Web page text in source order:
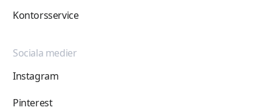
Kontorsservice
Sociala medier
Instagram
Pinterest